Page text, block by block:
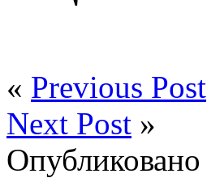
« Previous Post
Next Post »
Опубликовано